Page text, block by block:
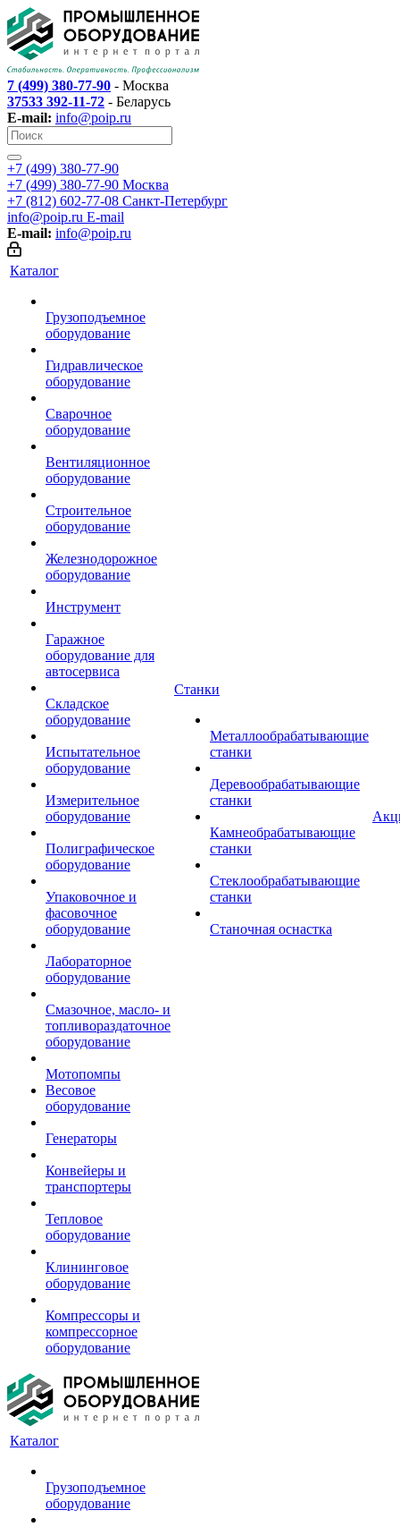
7 (499) 380-77-90 - Москва
37533 392-11-72 - Беларусь
E-mail: info@poip.ru
+7 (499) 380-77-90
+7 (499) 380-77-90 Москва
+7 (812) 602-77-08 Санкт-Петербург
info@poip.ru E-mail
E-mail: info@poip.ru
Каталог
Грузоподъемное
оборудование
Гидравлическое
оборудование
Сварочное
оборудование
Вентиляционное
оборудование
Строительное
оборудование
Железнодорожное
оборудование
Инструмент
Гаражное
оборудование для
автосервиса
Складское
оборудование
Испытательное
оборудование
Измерительное
оборудование
Полиграфическое
оборудование
Упаковочное и
фасовочное
оборудование
Лабораторное
оборудование
Смазочное, масло- и
топливораздаточное
оборудование
Мотопомпы
Весовое
оборудование
Генераторы
Конвейеры и
транспортеры
Тепловое
оборудование
Клининговое
оборудование
Компрессоры и
компрессорное
оборудование
Станки
Металлообрабатывающие
станки
Деревообрабатывающие
станки
Камнеобрабатывающие
станки
Стеклообрабатывающие
станки
Станочная оснастка
Каталог
Грузоподъемное
оборудование